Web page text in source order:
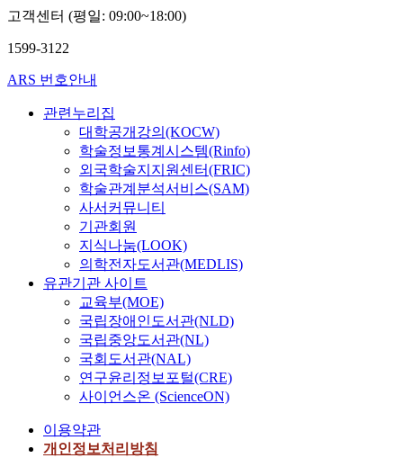
고객센터 (평일: 09:00~18:00)
1599-3122
ARS 번호안내
관련누리집
대학공개강의(KOCW)
학술정보통계시스템(Rinfo)
외국학술지지원센터(FRIC)
학술관계분석서비스(SAM)
사서커뮤니티
기관회원
지식나눔(LOOK)
의학전자도서관(MEDLIS)
유관기관 사이트
교육부(MOE)
국립장애인도서관(NLD)
국립중앙도서관(NL)
국회도서관(NAL)
연구윤리정보포털(CRE)
사이언스온 (ScienceON)
이용약관
개인정보처리방침